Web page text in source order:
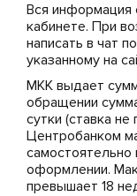
Вся информация
кабинете. При
написать в чат
указанному на
МКК выдает
обращении
сутки (ставка
Центробанком
самостоятельно
оформлении.
превышает 18